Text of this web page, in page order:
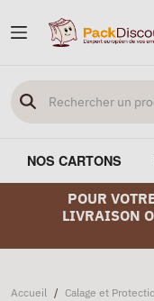
NOS CARTONS
POUR
LIVRAISON
Accueil / Calage et